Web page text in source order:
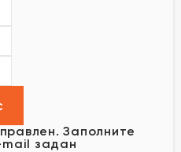
Заполните
mail задан